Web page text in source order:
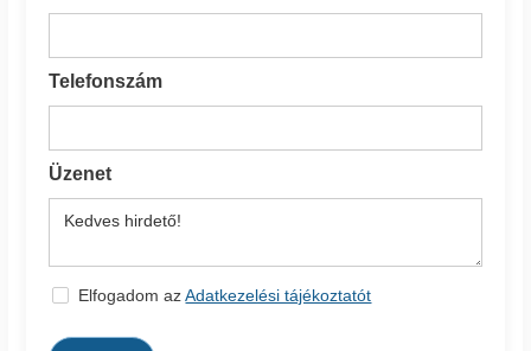
Telefonszám
Üzenet
Elfogadom azAdatkezelési tájékoztatót